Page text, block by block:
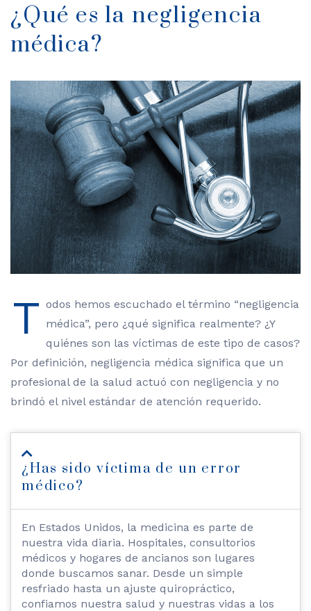
¿Qué es la negligencia
médica?
T odos hemos escuchado el término “negligencia
médica”, pero ¿qué significa realmente? ¿Y
quiénes son las víctimas de este tipo de casos?
Por definición, negligencia médica significa que un
profesional de la salud actuó con negligencia y no
brindó el nivel estándar de atención requerido.
¿Has sido víctima de un error
médico?
En Estados Unidos, la medicina es parte de
nuestra vida diaria. Hospitales, consultorios
médicos y hogares de ancianos son lugares
donde buscamos sanar. Desde un simple
resfriado hasta un ajuste quiropráctico,
confiamos nuestra salud y nuestras vidas a los